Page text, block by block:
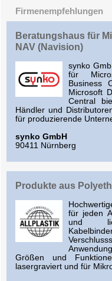
Firmenempfehlungen
Beratungshaus für
NAV (Navision)
synko
für
Business
Microsoft
Central
Händler und
für produzierende
synko GmbH
90411 Nürnberg
Produkte aus
für jeden
und
Größen und
lasergraviert und für